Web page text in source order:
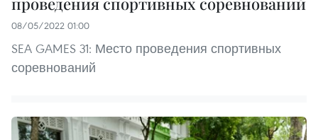
08/05/2022 01:00
SEA GAMES 31: Место проведения спортивных
соревнований